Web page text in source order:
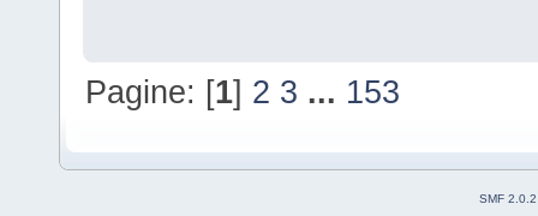
Pagine: [1] 2 3 ... 153
SMF 2.0.2